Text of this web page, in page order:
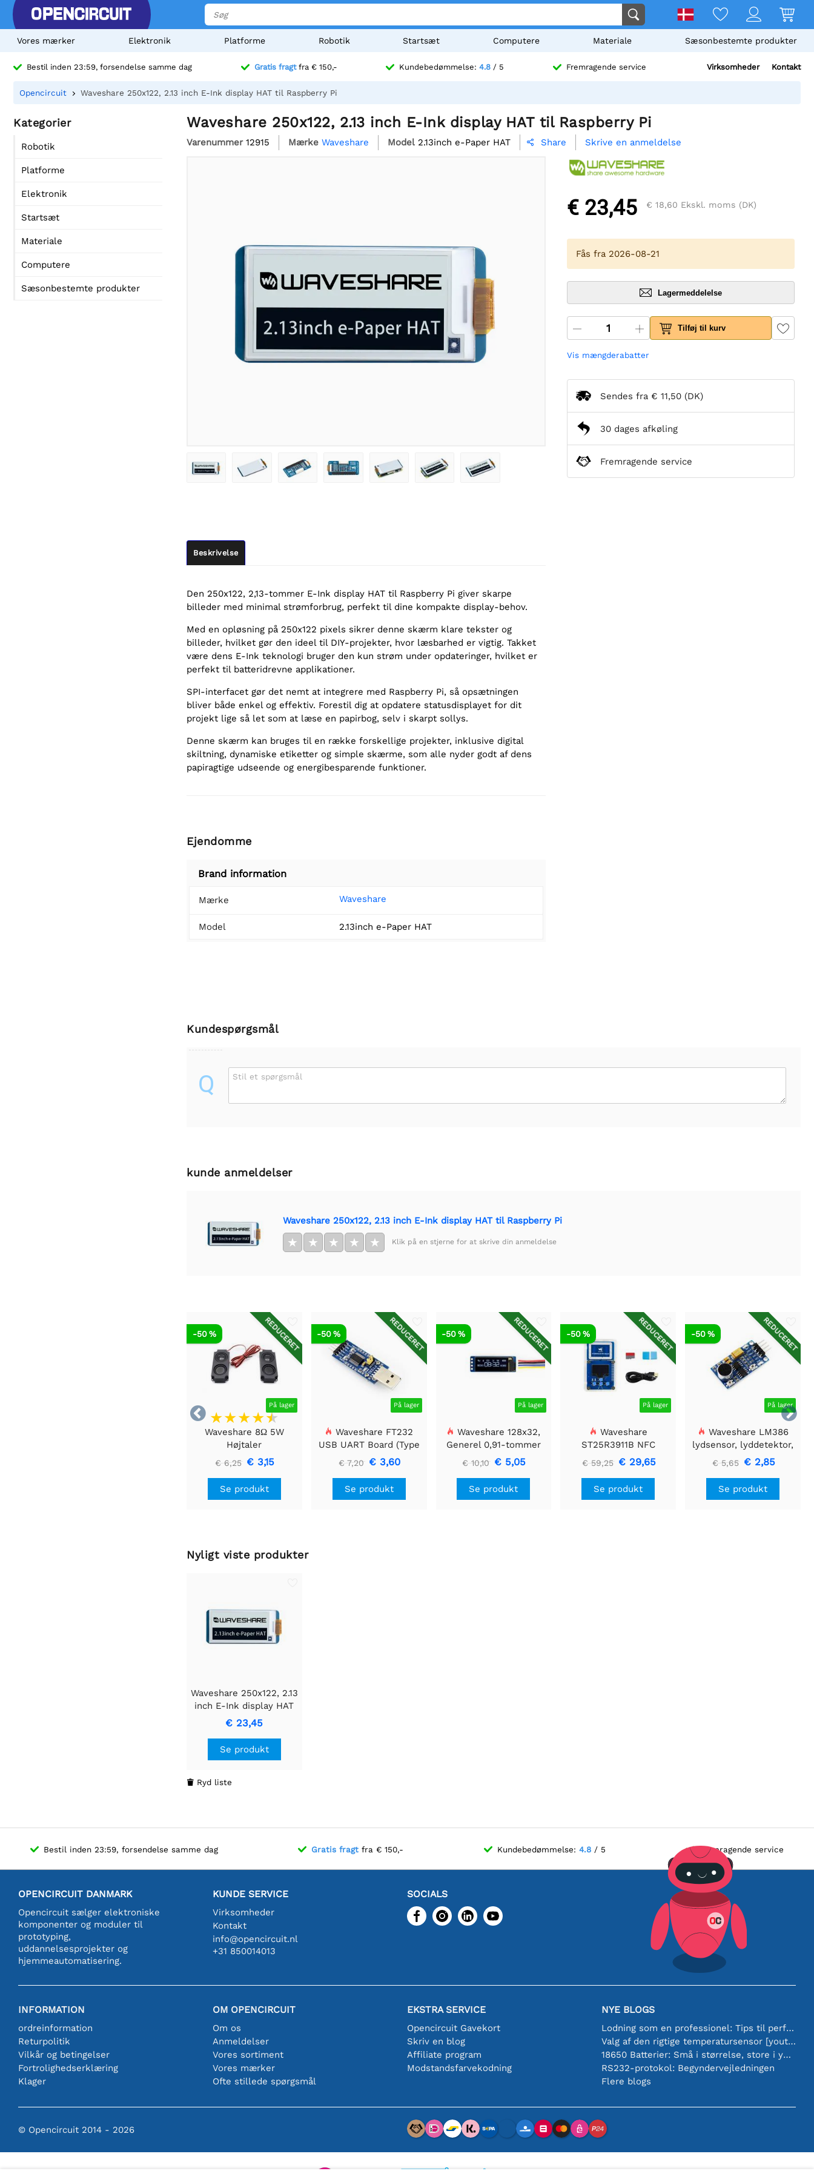
Vores mærker Elektronik Platforme Robotik Startsæt Computere Materiale Sæsonbestemte produkter
Bestil inden 23:59, forsendelse samme dag Gratis fragtfra € 150,- Kundebedømmelse: 4.8 / 5 Fremragende service Virksomheder Kontakt
Opencircuit Waveshare 250x122, 2.13 inch E-Ink display HAT til Raspberry Pi
Kategorier
Robotik
Platforme
Elektronik
Startsæt
Materiale
Computere
Sæsonbestemte produkter
Waveshare 250x122, 2.13 inch E-Ink display HAT til Raspberry Pi
Varenummer 12915 Mærke Waveshare Model 2.13inch e-Paper HAT  Share Skrive en anmeldelse
Beskrivelse
Den 250x122, 2,13-tommer E-Ink display HAT til Raspberry Pi giver skarpe
billeder med minimal strømforbrug, perfekt til dine kompakte display-behov.
Med en opløsning på 250x122 pixels sikrer denne skærm klare tekster og
billeder, hvilket gør den ideel til DIY-projekter, hvor læsbarhed er vigtig. Takket
være dens E-Ink teknologi bruger den kun strøm under opdateringer, hvilket er
perfekt til batteridrevne applikationer.
SPI-interfacet gør det nemt at integrere med Raspberry Pi, så opsætningen
bliver både enkel og effektiv. Forestil dig at opdatere statusdisplayet for dit
projekt lige så let som at læse en papirbog, selv i skarpt sollys.
Denne skærm kan bruges til en række forskellige projekter, inklusive digital
skiltning, dynamiske etiketter og simple skærme, som alle nyder godt af dens
papiragtige udseende og energibesparende funktioner.
Ejendomme
Brand information
Mærke Waveshare
Model 2.13inch e-Paper HAT
€ 23,45 € 18,60 Ekskl. moms (DK)
Fås fra 2026-08-21
Lagermeddelelse
Tilføj til kurv
Vis mængderabatter
Sendes fra € 11,50 (DK)
30 dages afkøling
Fremragende service
Kundespørgsmål
Q Stil et spørgsmål
kunde anmeldelser
Waveshare 250x122, 2.13 inch E-Ink display HAT til Raspberry Pi
★ ★ ★ ★ ★ Klik på en stjerne for at skrive din anmeldelse


REDUCERET
På lager
-50 %
Waveshare 8Ω 5W
Højtaler
€ 6,25 € 3,15
Se produkt
REDUCERET
På lager
-50 %
Waveshare FT232
USB UART Board (Type
A), USB til TTL (UART)
kommunikationsmodul
€ 7,20 € 3,60
Se produkt
REDUCERET
På lager
-50 %
Waveshare 128x32,
Generel 0,91-tommer
OLED displaymodul
€ 10,10 € 5,05
Se produkt
REDUCERET
På lager
-50 %
Waveshare
ST25R3911B NFC
Evalueringssæt, NFC-
læser + TF-kort + USB-
kabel
€ 59,25 € 29,65
Se produkt
REDUCERET
På lager
-50 %
Waveshare LM386
lydsensor, lyddetektor,
kompatibel med Arduino
€ 5,65 € 2,85
Se produkt
Nyligt viste produkter
Waveshare 250x122, 2.13
inch E-Ink display HAT
til Raspberry Pi
€ 23,45
Se produkt
 Ryd liste
Bestil inden 23:59, forsendelse samme dag Gratis fragt fra € 150,- Kundebedømmelse: 4.8/ 5 Fremragende service
OPENCIRCUIT DANMARK
Opencircuit sælger elektroniske
komponenter og moduler til
prototyping,
uddannelsesprojekter og
hjemmeautomatisering.
KUNDE SERVICE
Virksomheder
Kontakt
info@opencircuit.nl
+31 850014013
SOCIALS
INFORMATION
ordreinformation
Returpolitik
Vilkår og betingelser
Fortrolighedserklæring
Klager
OM OPENCIRCUIT
Om os
Anmeldelser
Vores sortiment
Vores mærker
Ofte stillede spørgsmål
EKSTRA SERVICE
Opencircuit Gavekort
Skriv en blog
Affiliate program
Modstandsfarvekodning
NYE BLOGS
Lodning som en professionel: Tips til perfekte elektroniske forbindelser
Valg af den rigtige temperatursensor [youtube]
18650 Batterier: Små i størrelse, store i ydeevne
RS232-protokol: Begyndervejledningen
Flere blogs
© Opencircuit 2014 - 2026